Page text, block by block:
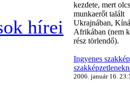
hírei
kezdete, mert
munkaerőt talált
Ukrajnában,
Afrikában (nem
rész törlendő).
Ingyenes
2006. január 16.